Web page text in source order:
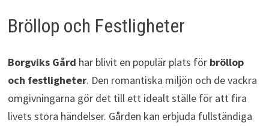
Bröllop och Festligheter
Borgviks Gård har blivit en populär plats för bröllop
och festligheter. Den romantiska miljön och de vackra
omgivningarna gör det till ett idealt ställe för att fira
livets stora händelser. Gården kan erbjuda fullständiga